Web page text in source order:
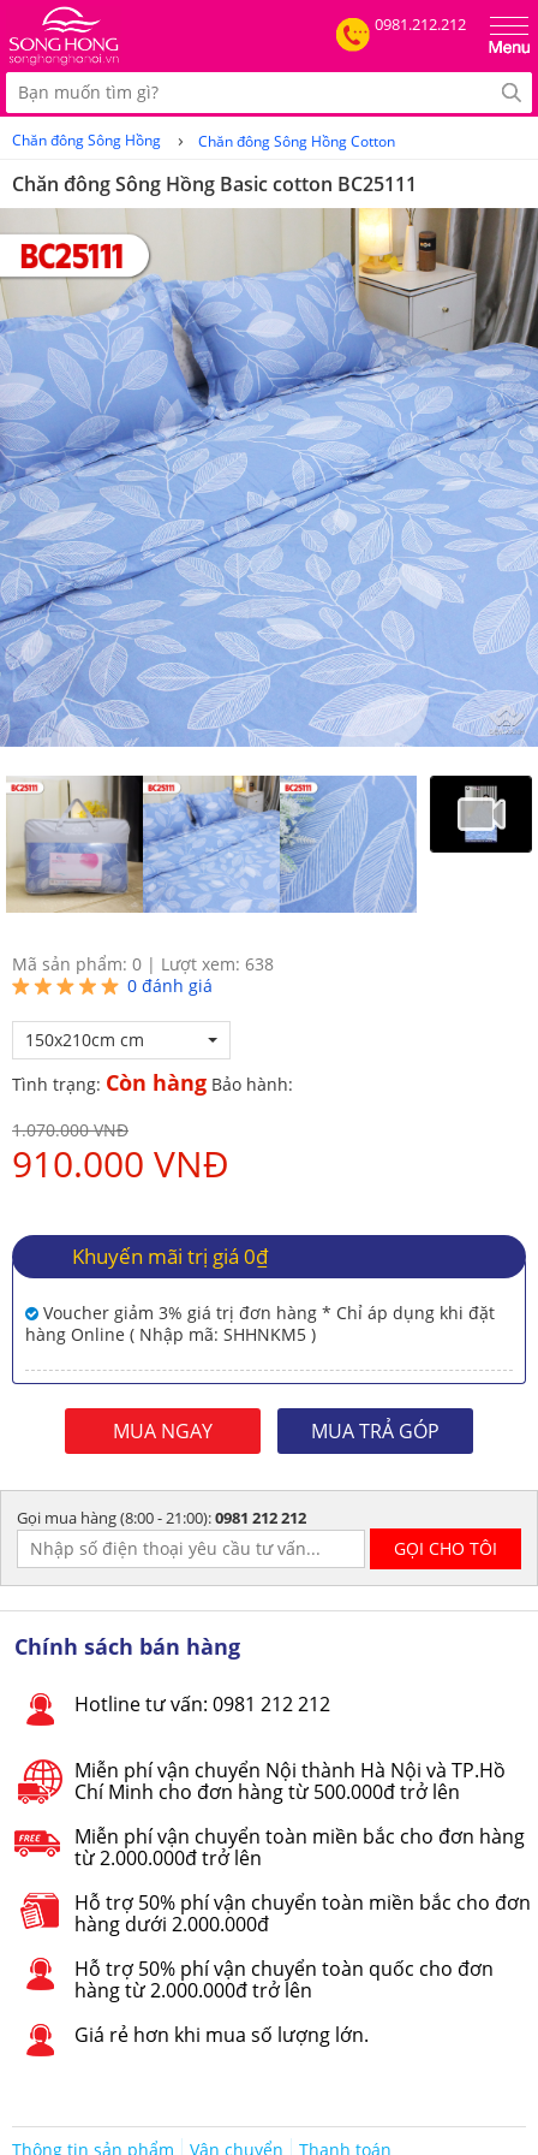
0981.212.212
Chăn đông Sông Hồng › Chăn đông Sông Hồng Cotton
Chăn đông Sông Hồng Basic cotton BC25111
Mã sản phẩm: 0 | Lượt xem: 638
0 đánh giá
150x210cm cm
Tình trạng: Còn hàng Bảo hành:
1.070.000 VNĐ
910.000 VNĐ
Khuyến mãi trị giá 0₫
Voucher giảm 3% giá trị đơn hàng * Chỉ áp dụng khi đặt
hàng Online ( Nhập mã: SHHNKM5 )
MUA NGAY MUA TRẢ GÓP
Gọi mua hàng (8:00 - 21:00):0981 212 212
Chính sách bán hàng
Hotline tư vấn: 0981 212 212
Miễn phí vận chuyển Nội thành Hà Nội và TP.Hồ
Chí Minh cho đơn hàng từ 500.000đ trở lên
Miễn phí vận chuyển toàn miền bắc cho đơn hàng
từ 2.000.000đ trở lên
Hỗ trợ 50% phí vận chuyển toàn miền bắc cho đơn
hàng dưới 2.000.000đ
Hỗ trợ 50% phí vận chuyển toàn quốc cho đơn
hàng từ 2.000.000đ trở lên
Giá rẻ hơn khi mua số lượng lớn.
Thông tin sản phẩm Vận chuyển Thanh toán